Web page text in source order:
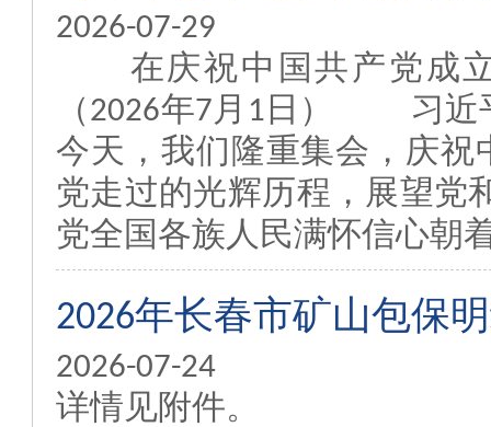
2026-07-29
在庆祝中国共产党
（2026年7月1日）
今天，我们隆重集会，庆祝
党走过的光辉历程，展望党
党全国各族人民满怀信心朝
2026年长春市矿山包保
2026-07-24
详情见附件。